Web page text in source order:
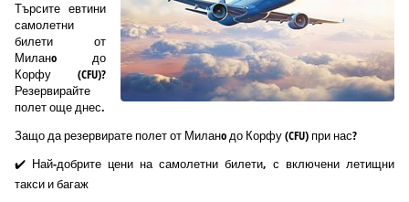
Търсите евтини
самолетни
билети от
Миланo до
Корфу (CFU)?
Резервирайте
полет още днес.
Защо да резервирате полет от Миланo до Корфу (CFU) при нас?
✔️ Най-добрите цени на самолетни билети, с включени летищни
такси и багаж